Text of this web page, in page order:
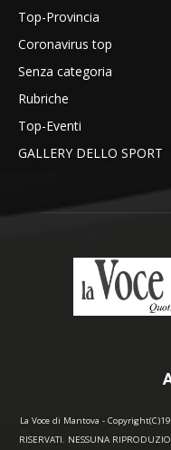
Top-Provincia
Coronavirus top
Senza categoria
Rubriche
Top-Eventi
GALLERY DELLO SPORT
La Voce di Mantova -
RISERVATI. NESSUNA